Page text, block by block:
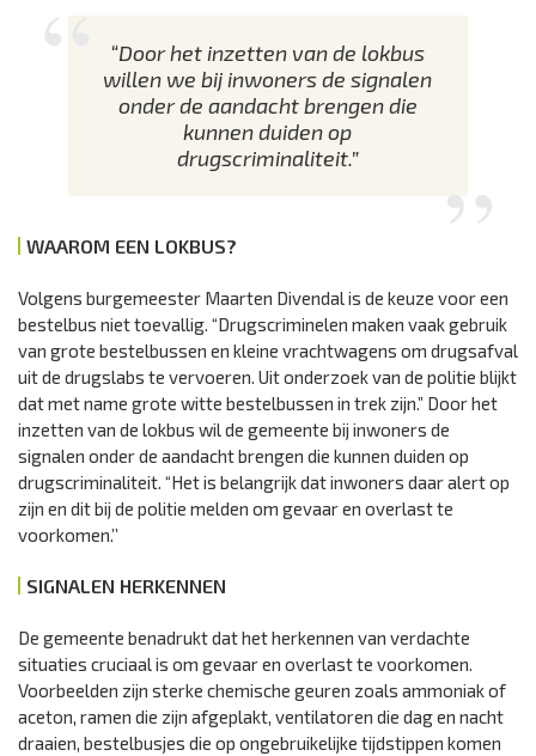
“Door het inzetten van de lokbus
willen we bij inwoners de signalen
onder de aandacht brengen die
kunnen duiden op
drugscriminaliteit.”
WAAROM EEN LOKBUS?
Volgens burgemeester Maarten Divendal is de keuze voor een
bestelbus niet toevallig. “Drugscriminelen maken vaak gebruik
van grote bestelbussen en kleine vrachtwagens om drugsafval
uit de drugslabs te vervoeren. Uit onderzoek van de politie blijkt
dat met name grote witte bestelbussen in trek zijn.” Door het
inzetten van de lokbus wil de gemeente bij inwoners de
signalen onder de aandacht brengen die kunnen duiden op
drugscriminaliteit. “Het is belangrijk dat inwoners daar alert op
zijn en dit bij de politie melden om gevaar en overlast te
voorkomen.’’
SIGNALEN HERKENNEN
De gemeente benadrukt dat het herkennen van verdachte
situaties cruciaal is om gevaar en overlast te voorkomen.
Voorbeelden zijn sterke chemische geuren zoals ammoniak of
aceton, ramen die zijn afgeplakt, ventilatoren die dag en nacht
draaien, bestelbusjes die op ongebruikelijke tijdstippen komen